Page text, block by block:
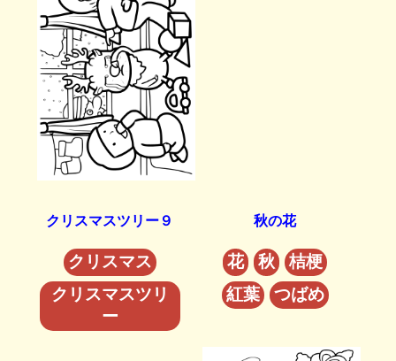
クリスマスツリー９
クリスマス
クリスマスツリ
ー
秋の花
花 秋
桔梗
紅葉
つばめ